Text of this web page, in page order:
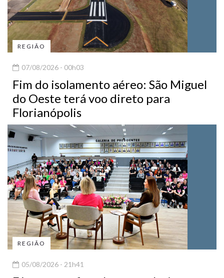
REGIÃO
07/08/2026 - 00h03
Fim do isolamento aéreo: São Miguel
do Oeste terá voo direto para
Florianópolis
REGIÃO
05/08/2026 - 21h41